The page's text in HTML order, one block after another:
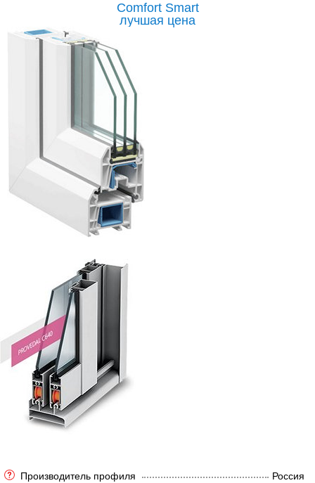
Comfort Smart
лучшая цена
Производитель профиля
Россия